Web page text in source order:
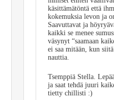
käsittämätöntä että
kokemuksia levon ja
Saavuttavat ja
kaikki se menee
väsynyt “saamaan
ei saa mitään, kun
nauttia.
Tsemppiä Stella.
ja saat tehdä juuri
tietty chillisti :)